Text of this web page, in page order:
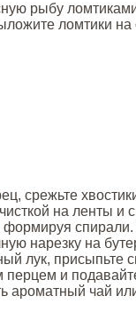
рыбу
ломтики на
срежьте
на ленты и
нарезку на
лук, присыпьте
и
ароматный чай